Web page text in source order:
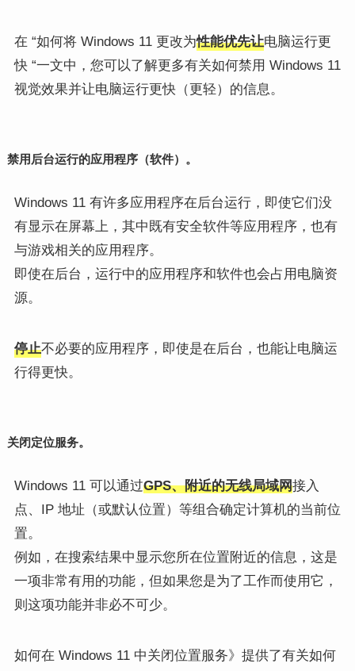
在 “如何将 Windows 11 更改为性能优先让电脑运行更
快 “一文中，您可以了解更多有关如何禁用 Windows 11
视觉效果并让电脑运行更快（更轻）的信息。
禁用后台运行的应用程序（软件）。
Windows 11 有许多应用程序在后台运行，即使它们没
有显示在屏幕上，其中既有安全软件等应用程序，也有
与游戏相关的应用程序。
即使在后台，运行中的应用程序和软件也会占用电脑资
源。
停止不必要的应用程序，即使是在后台，也能让电脑运
行得更快。
关闭定位服务。
Windows 11 可以通过GPS、附近的无线局域网接入
点、IP 地址（或默认位置）等组合确定计算机的当前位
置。
例如，在搜索结果中显示您所在位置附近的信息，这是
一项非常有用的功能，但如果您是为了工作而使用它，
则这项功能并非必不可少。
如何在 Windows 11 中关闭位置服务》提供了有关如何